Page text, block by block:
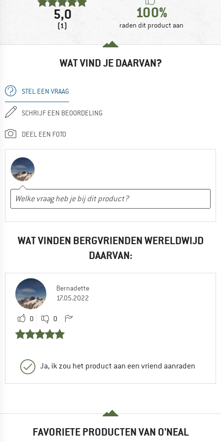
5,0
(1)
100%
raden dit product aan
WAT VIND JE DAARVAN?
STEL EEN VRAAG
SCHRIJF EEN BEOORDELING
DEEL EEN FOTO
WAT VINDEN BERGVRIENDEN WERELDWIJD
DAARVAN:
Bernadette
17.05.2022
0 0
Ja, ik zou het product aan een vriend aanraden
FAVORIETE PRODUCTEN VAN O'NEAL